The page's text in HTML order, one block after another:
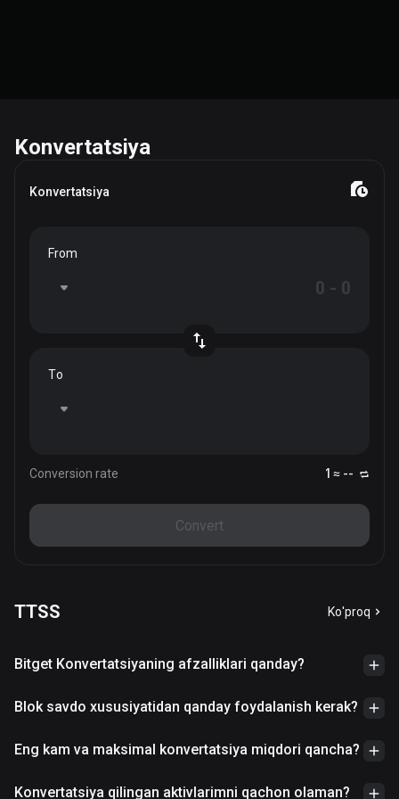
Konvertatsiya
Konvertatsiya
From
To
Conversion rate 1 ≈ --
Convert
TTSS Ko'proq
Bitget Konvertatsiyaning afzalliklari qanday?
Blok savdo xususiyatidan qanday foydalanish kerak?
Eng kam va maksimal konvertatsiya miqdori qancha?
Konvertatsiya qilingan aktivlarimni qachon olaman?